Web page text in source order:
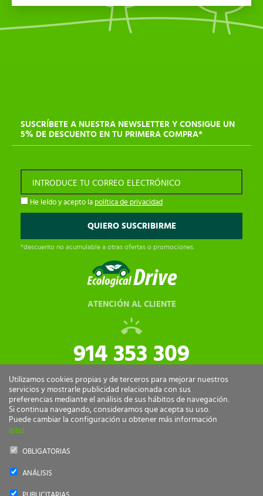
SUSCRÍBETE A NUESTRA NEWSLETTER Y CONSIGUE UN
5% DE DESCUENTO EN TU PRIMERA COMPRA*
INTRODUCE TU CORREO ELECTRÓNICO
He leído y acepto la política de privacidad
*descuento no acumulable a otras ofertas o promociones.
ATENCIÓN AL CLIENTE
914 353 309
tiendaonline@ecologicaldrive.com
Utilizamos cookies propias y de terceros para mejorar nuestros
servicios y mostrarle publicidad relacionada con sus
preferencias mediante el análisis de sus hábitos de navegación.
Si continua navegando, consideramos que acepta su uso.
Puede cambiar la configuración u obtener más información
aquí
OBLIGATORIAS
ANÁLISIS